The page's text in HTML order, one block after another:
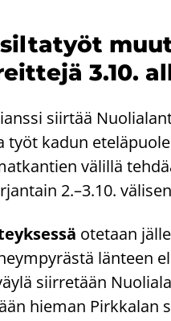
3.10.
siir­tää
työt kadun
vä­lil­lä
2.–3.10.
ote­taan
län­teen
siir­re­tään
hie­man Pirk­ka­lan